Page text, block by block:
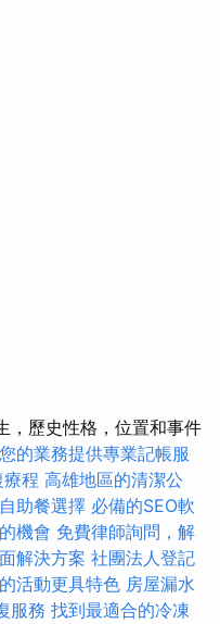
，歷史性格，位置和事件
的業務提供專業記帳服
程 高雄地區的清潔公
助餐選擇 必備的SEO軟
機會 免費律師詢問，解
解決方案 社團法人登記
活動更具特色 房屋漏水
服務 找到最適合的冷凍